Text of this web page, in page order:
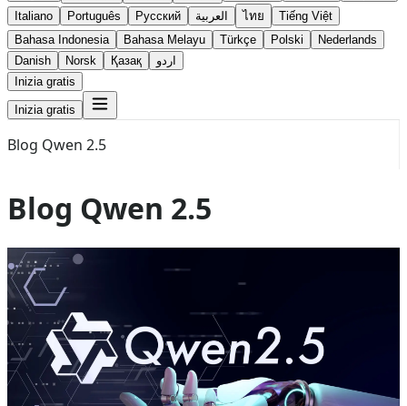
Italiano
Português Русский العربية ไทย
Tiếng Việt
Bahasa Indonesia
Bahasa Melayu Türkçe Polski
Nederlands
Danish
Norsk Қазақ
اردو
Inizia gratis
Inizia gratis
Blog Qwen 2.5
Blog Qwen 2.5